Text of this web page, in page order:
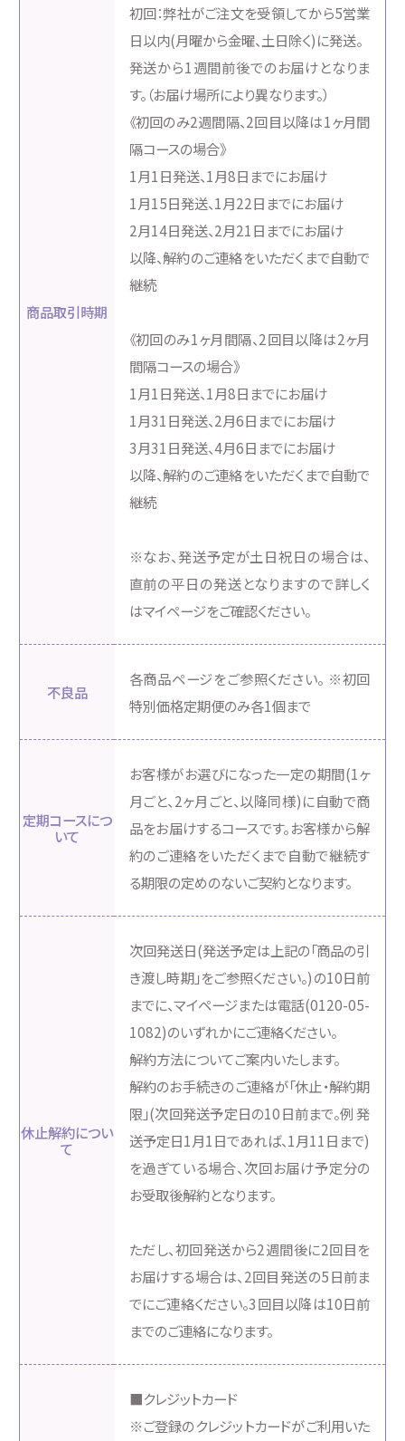
商品取引時期
初回：弊社がご注文を受領してから5営業
日以内(月曜から金曜、土日除く)に発送。
発送から1週間前後でのお届けとなりま
す。（お届け場所により異なります。）
《初回のみ2週間隔、2回目以降は1ヶ月間
隔コースの場合》
1月1日発送、1月8日までにお届け
1月15日発送、1月22日までにお届け
2月14日発送、2月21日までにお届け
以降、解約のご連絡をいただくまで自動で
継続
《初回のみ1ヶ月間隔、2回目以降は2ヶ月
間隔コースの場合》
1月1日発送、1月8日までにお届け
1月31日発送、2月6日までにお届け
3月31日発送、4月6日までにお届け
以降、解約のご連絡をいただくまで自動で
継続
※なお、発送予定が土日祝日の場合は、
直前の平日の発送となりますので詳しく
はマイページをご確認ください。
不良品
各商品ページをご参照ください。 ※初回
特別価格定期便のみ各1個まで
定期コースにつ
いて
お客様がお選びになった一定の期間(1ヶ
月ごと、2ヶ月ごと、以降同様)に自動で商
品をお届けするコースです。お客様から解
約のご連絡をいただくまで自動で継続す
る期限の定めのないご契約となります。
休止解約につい
て
次回発送日(発送予定は上記の「商品の引
き渡し時期」をご参照ください。)の10日前
までに、マイページまたは電話(0120-05-
1082)のいずれかにご連絡ください。
解約方法についてご案内いたします。
解約のお手続きのご連絡が「休止・解約期
限」(次回発送予定日の10日前まで。例 発
送予定日1月1日であれば、1月11日まで)
を過ぎている場合、次回お届け予定分の
お受取後解約となります。
ただし、初回発送から2週間後に2回目を
お届けする場合は、2回目発送の5日前ま
でにご連絡ください。3回目以降は10日前
までのご連絡になります。
■クレジットカード
※ご登録のクレジットカードがご利用いた